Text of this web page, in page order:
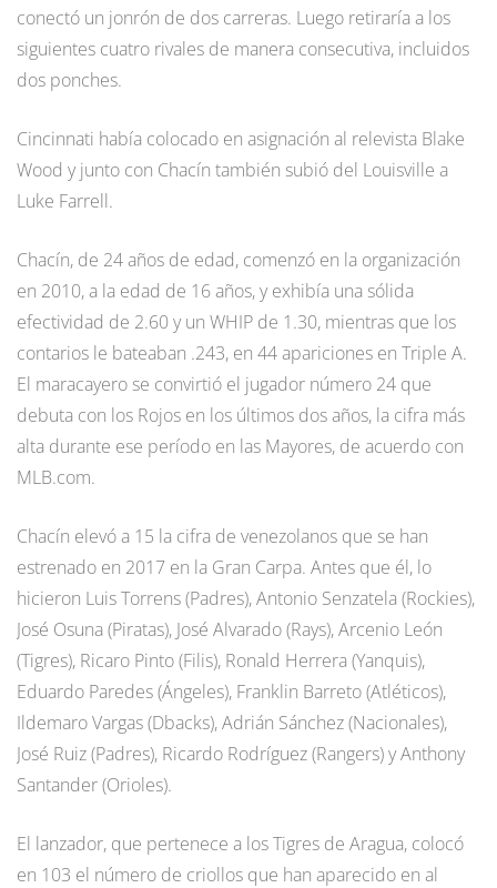
conectó un jonrón de dos carreras. Luego retiraría a los
siguientes cuatro rivales de manera consecutiva, incluidos
dos ponches.
Cincinnati había colocado en asignación al relevista Blake
Wood y junto con Chacín también subió del Louisville a
Luke Farrell.
Chacín, de 24 años de edad, comenzó en la organización
en 2010, a la edad de 16 años, y exhibía una sólida
efectividad de 2.60 y un WHIP de 1.30, mientras que los
contarios le bateaban .243, en 44 apariciones en Triple A.
El maracayero se convirtió el jugador número 24 que
debuta con los Rojos en los últimos dos años, la cifra más
alta durante ese período en las Mayores, de acuerdo con
MLB.com.
Chacín elevó a 15 la cifra de venezolanos que se han
estrenado en 2017 en la Gran Carpa. Antes que él, lo
hicieron Luis Torrens (Padres), Antonio Senzatela (Rockies),
José Osuna (Piratas), José Alvarado (Rays), Arcenio León
(Tigres), Ricaro Pinto (Filis), Ronald Herrera (Yanquis),
Eduardo Paredes (Ángeles), Franklin Barreto (Atléticos),
Ildemaro Vargas (Dbacks), Adrián Sánchez (Nacionales),
José Ruiz (Padres), Ricardo Rodríguez (Rangers) y Anthony
Santander (Orioles).
El lanzador, que pertenece a los Tigres de Aragua, colocó
en 103 el número de criollos que han aparecido en al